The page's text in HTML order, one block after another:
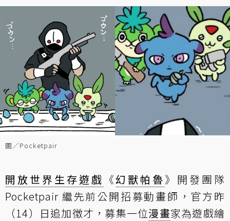
圖／Pocketpair
開放世界 生存遊戲 《幻獸帕魯》開發團隊
Pocketpair 繼先前公開招募動畫師，官方昨
（14）日追加徵才，募集一位漫畫家為遊戲繪